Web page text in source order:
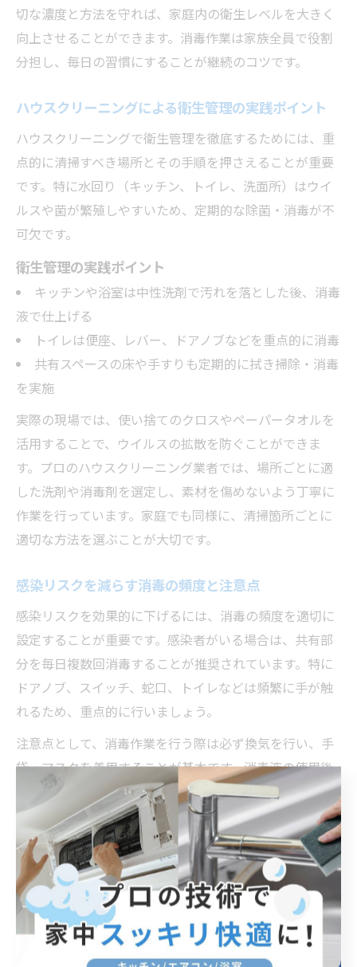
切な濃度と方法を守れば、家庭内の衛生レベルを大きく
向上させることができます。消毒作業は家族全員で役割
分担し、毎日の習慣にすることが継続のコツです。
ハウスクリーニングによる衛生管理の実践ポイント
ハウスクリーニングで衛生管理を徹底するためには、重
点的に清掃すべき場所とその手順を押さえることが重要
です。特に水回り（キッチン、トイレ、洗面所）はウイ
ルスや菌が繁殖しやすいため、定期的な除菌・消毒が不
可欠です。
衛生管理の実践ポイント
キッチンや浴室は中性洗剤で汚れを落とした後、消毒
液で仕上げる
トイレは便座、レバー、ドアノブなどを重点的に消毒
共有スペースの床や手すりも定期的に拭き掃除・消毒
を実施
実際の現場では、使い捨てのクロスやペーパータオルを
活用することで、ウイルスの拡散を防ぐことができま
す。プロのハウスクリーニング業者では、場所ごとに適
した洗剤や消毒剤を選定し、素材を傷めないよう丁寧に
作業を行っています。家庭でも同様に、清掃箇所ごとに
適切な方法を選ぶことが大切です。
感染リスクを減らす消毒の頻度と注意点
感染リスクを効果的に下げるには、消毒の頻度を適切に
設定することが重要です。感染者がいる場合は、共有部
分を毎日複数回消毒することが推奨されています。特に
ドアノブ、スイッチ、蛇口、トイレなどは頻繁に手が触
れるため、重点的に行いましょう。
注意点として、消毒作業を行う際は必ず換気を行い、手
袋・マスクを着用することが基本です。消毒液の使用後
は手荒れや吸い込みによる健康被害にも注意が必要です
ので、使用後は石けんでしっかり手洗いしましょう。ま
た、アルコールや塩素系消毒剤は一部の素材にダメージ
を与える場合があるため、使用前に確認することが大切
です。
消毒を怠ったことで感染が拡大した事例も報告されてい
ますが、逆に日々の消毒を徹底した家庭では感染を最小